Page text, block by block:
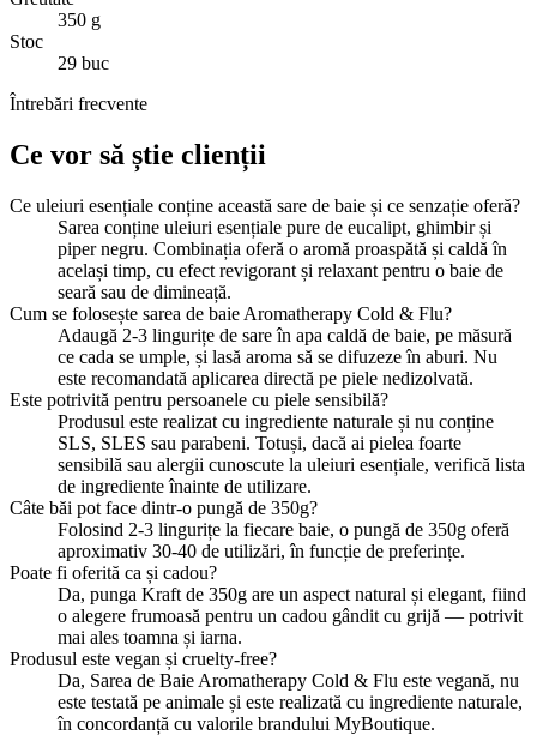
350 g
Stoc
29 buc
Întrebări frecvente
Ce vor să știe clienții
Ce uleiuri esențiale conține această sare de baie și ce senzație oferă?
Sarea conține uleiuri esențiale pure de eucalipt, ghimbir și
piper negru. Combinația oferă o aromă proaspătă și caldă în
același timp, cu efect revigorant și relaxant pentru o baie de
seară sau de dimineață.
Cum se folosește sarea de baie Aromatherapy Cold & Flu?
Adaugă 2-3 lingurițe de sare în apa caldă de baie, pe măsură
ce cada se umple, și lasă aroma să se difuzeze în aburi. Nu
este recomandată aplicarea directă pe piele nedizolvată.
Este potrivită pentru persoanele cu piele sensibilă?
Produsul este realizat cu ingrediente naturale și nu conține
SLS, SLES sau parabeni. Totuși, dacă ai pielea foarte
sensibilă sau alergii cunoscute la uleiuri esențiale, verifică lista
de ingrediente înainte de utilizare.
Câte băi pot face dintr-o pungă de 350g?
Folosind 2-3 lingurițe la fiecare baie, o pungă de 350g oferă
aproximativ 30-40 de utilizări, în funcție de preferințe.
Poate fi oferită ca și cadou?
Da, punga Kraft de 350g are un aspect natural și elegant, fiind
o alegere frumoasă pentru un cadou gândit cu grijă — potrivit
mai ales toamna și iarna.
Produsul este vegan și cruelty-free?
Da, Sarea de Baie Aromatherapy Cold & Flu este vegană, nu
este testată pe animale și este realizată cu ingrediente naturale,
în concordanță cu valorile brandului MyBoutique.